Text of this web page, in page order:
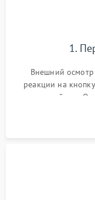
1.
Внешний осмотр
реакции на
устройства.
лабораторного